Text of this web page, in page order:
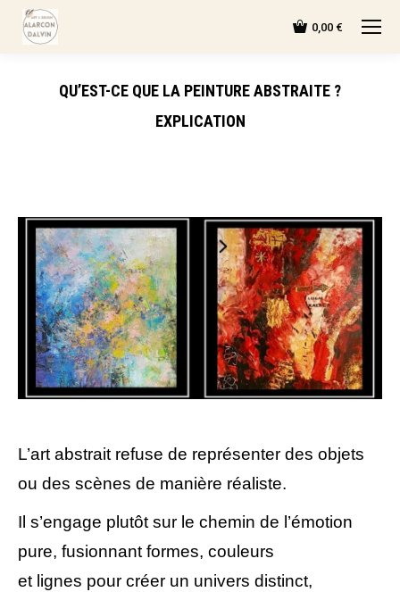
0,00 €
QU’EST-CE QUE LA PEINTURE ABSTRAITE ?
EXPLICATION
L’art abstrait refuse de représenter des objets
ou des scènes de manière réaliste.
Il s’engage plutôt sur le chemin de l’émotion
pure, fusionnant formes, couleurs
et lignes pour créer un univers distinct,